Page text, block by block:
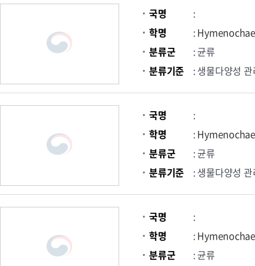
국명
:
학명
:
분류군
: 균류
분류기준
: 생물다양성
국명
:
학명
:
분류군
: 균류
분류기준
: 생물다양성
국명
:
학명
:
분류군
: 균류